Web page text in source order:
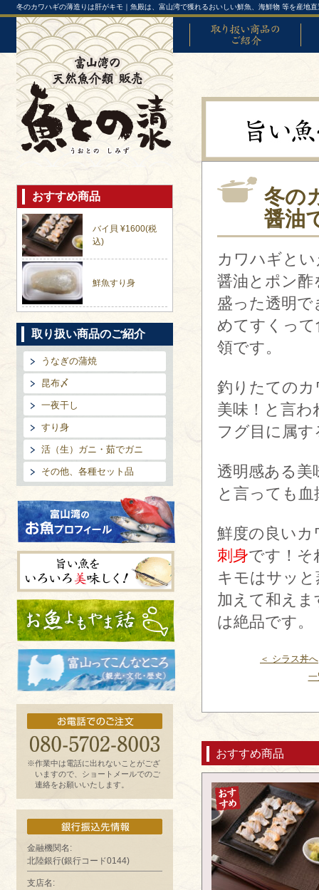
冬のカワハギの薄造りは肝がキモ｜魚殿は、富山湾で獲れるおいしい鮮魚、海鮮物 等を産地
おすすめ商品
バイ貝 ¥1600(税
込)
鮮魚すり身
取り扱い商品のご紹介
うなぎの蒲焼
昆布〆
一夜干し
すり身
活（生）ガニ・茹でガニ
その他、各種セット品
富山湾のお魚プロフィール
旨い魚をいろいろ美味しく!
お魚よもやま話
史）
※作業中は電話に出れないことがござ
いますので、ショートメールでのご
連絡をお願いいたします。
金融機関名:
北陸銀行(銀行コード0144)
支店名:
冬の
醤油
カワハギと
醤油とポン酢
盛った透明
めてすくっ
領です。
釣りたての
美味！と言
フグ目に属
透明感ある美
と言っても
鮮度の良い
刺身です！そ
キモはサッ
加えて和え
は絶品です。
＜ シラス丼へ
おすすめ商品